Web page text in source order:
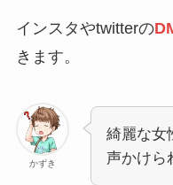
インスタやtwitterの
きます。
かずき
綺麗な女
声かけら